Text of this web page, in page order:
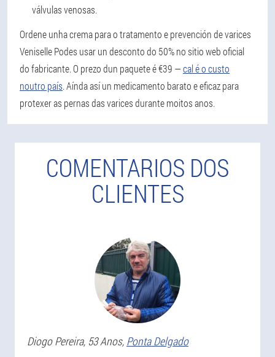
válvulas venosas.
Ordene unha crema para o tratamento e prevención de varices
Veniselle Podes usar un desconto do 50% no sitio web oficial
do fabricante. O prezo dun paquete é €39 —cal é o custo
noutro país. Aínda así un medicamento barato e eficaz para
protexer as pernas das varices durante moitos anos.
COMENTARIOS DOS
CLIENTES
Diogo Pereira, 53 Anos, Ponta Delgado